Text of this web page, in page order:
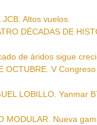
Altos vuelos.
DÉCADAS DE
de áridos sigue
OCTUBRE. V
LOBILLO. Yanmar
MODULAR. Nueva